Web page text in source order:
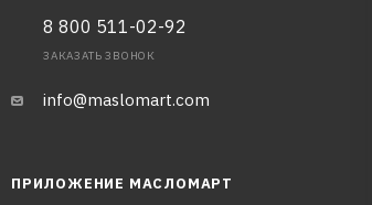
8 800 511-02-92
ЗАКАЗАТЬ ЗВОНОК
info@maslomart.com
ПРИЛОЖЕНИЕ МАСЛОМАРТ